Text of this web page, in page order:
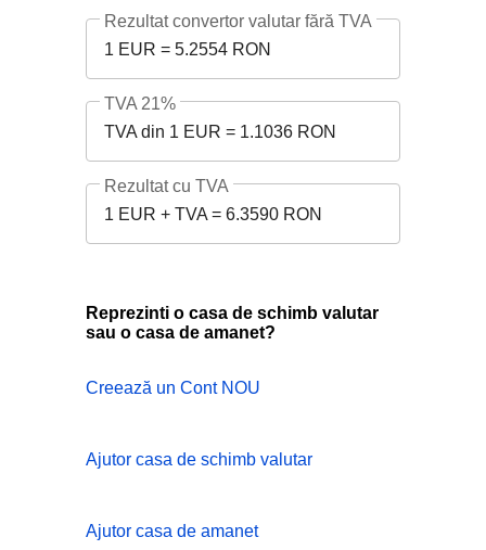
1 EUR = 5.2554 RON
Rezultat convertor valutar fără TVA
TVA din 1 EUR = 1.1036 RON
TVA 21%
1 EUR + TVA = 6.3590 RON
Rezultat cu TVA
Reprezinti o casa de schimb valutar
sau o casa de amanet?
Creează un Cont NOU
Ajutor casa de schimb valutar
Ajutor casa de amanet